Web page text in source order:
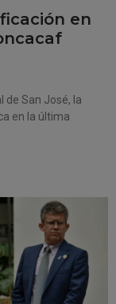
en
de San José, la
en la última